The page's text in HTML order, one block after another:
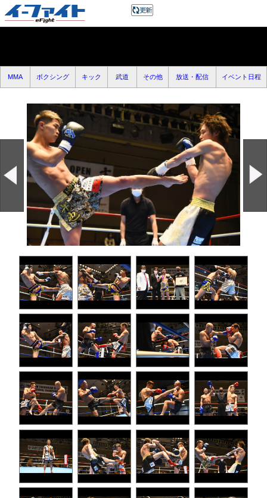
MMA ボクシング キック 武道 その他 放送・配信 イベント日程